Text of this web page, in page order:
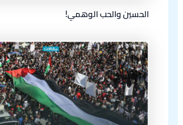
الحسين والحب الوهمي!